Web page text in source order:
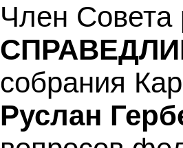
Член Совета
собрания
Руслан